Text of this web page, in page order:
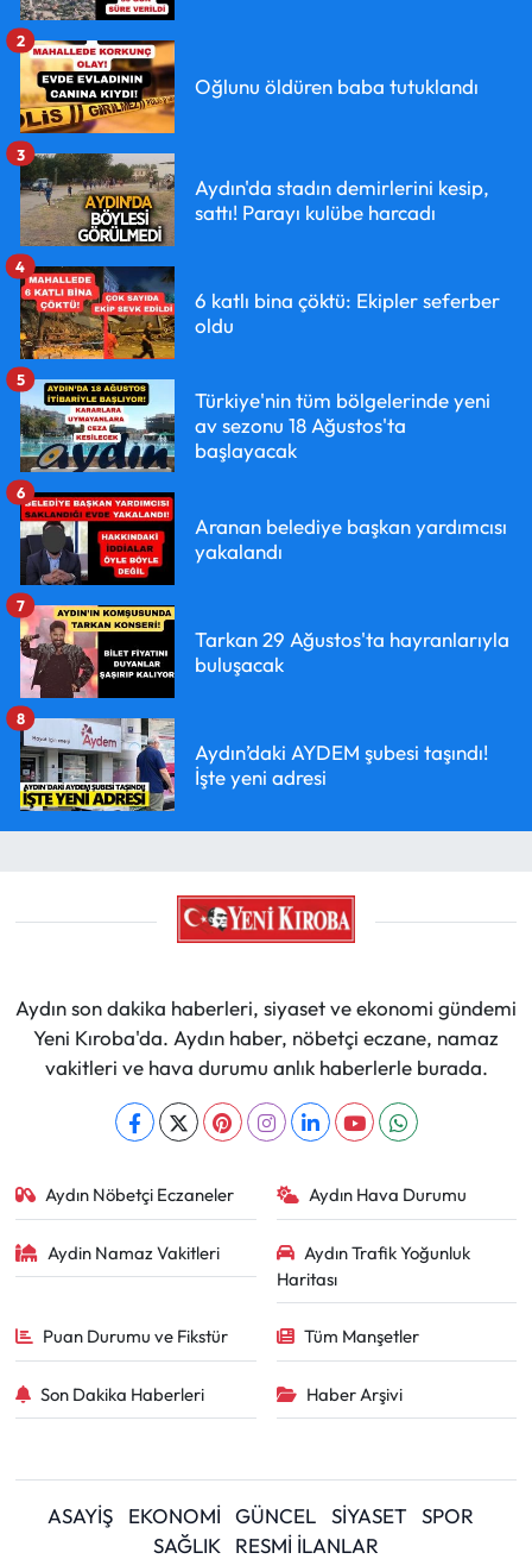
Oğlunu öldüren baba tutuklandı
2
Aydın'da stadın demirlerini kesip,
sattı! Parayı kulübe harcadı
3
6 katlı bina çöktü: Ekipler seferber
oldu
4
Türkiye'nin tüm bölgelerinde yeni
av sezonu 18 Ağustos'ta
başlayacak
5
Aranan belediye başkan yardımcısı
yakalandı
6
Tarkan 29 Ağustos'ta hayranlarıyla
buluşacak
7
Aydın’daki AYDEM şubesi taşındı!
İşte yeni adresi
8
Aydın son dakika haberleri, siyaset ve ekonomi gündemi
Yeni Kıroba'da. Aydın haber, nöbetçi eczane, namaz
vakitleri ve hava durumu anlık haberlerle burada.
Aydın Nöbetçi Eczaneler Aydın Hava Durumu
Aydin Namaz Vakitleri
Aydın Trafik Yoğunluk
Haritası
Puan Durumu ve Fikstür Tüm Manşetler
Son Dakika Haberleri Haber Arşivi
ASAYİŞ EKONOMİ GÜNCEL SİYASET
SPOR
SAĞLIK
RESMİ İLANLAR